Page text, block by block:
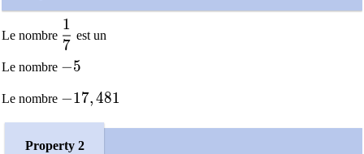
Le nombre \dfrac{1}{7}
7
1
est un
Le nombre −5
Le nombre -17,481
−17,481
Property 2